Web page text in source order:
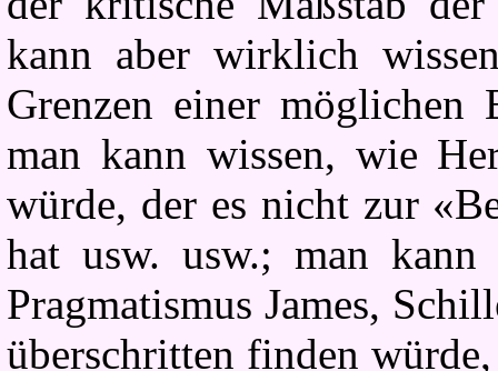
kann aber wirklich
Grenzen einer möglichen
man kann wissen, wie
würde, der es nicht zur
hat usw. usw.; man
Pragmatismus James,
überschritten finden